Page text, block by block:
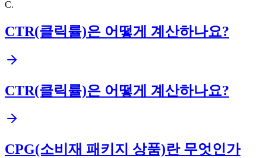
C.
CTR(클릭률)은 어떻게 계산하나요?
CTR(클릭률)은 어떻게 계산하나요?
CPG(소비재 패키지 상품)란 무엇인가